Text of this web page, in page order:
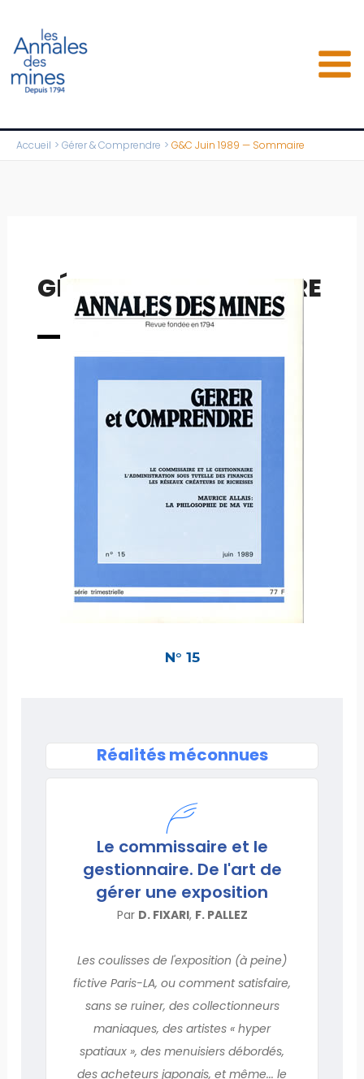
contenu
Accueil Gérer & Comprendre G&C Juin 1989 — Sommaire
GÉRER & COMPRENDRE
N° 15
Réalités méconnues
Le commissaire et le
gestionnaire. De l'art de
gérer une exposition
Par D. FIXARI, F. PALLEZ
Les coulisses de l'exposition (à peine)
fictive Paris-LA, ou comment satisfaire,
sans se ruiner, des collectionneurs
maniaques, des artistes « hyper
spatiaux », des menuisiers débordés,
des acheteurs japonais, et même... le